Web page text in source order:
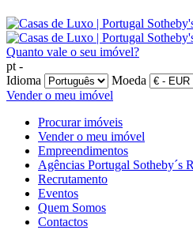
Quanto vale o seu imóvel?
pt -
Idioma
Moeda
Vender o meu imóvel
Procurar imóveis
Vender o meu imóvel
Empreendimentos
Agências Portugal Sotheby´s
Recrutamento
Eventos
Quem Somos
Contactos